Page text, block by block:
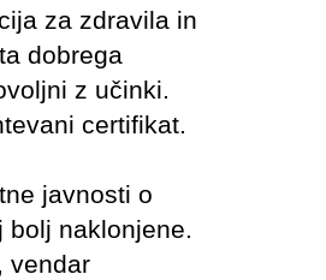
za zdravila in
dobrega
z učinki.
certifikat.
javnosti o
bolj naklonjene.
vendar